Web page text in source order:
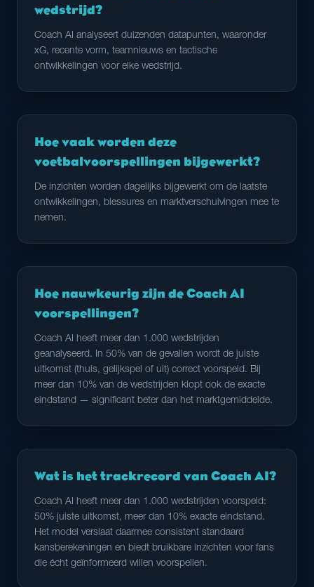
wedstrijd?
Coach AI analyseert duizenden datapunten, waaronder
xG, recente vorm, teamnieuws en tactische
ontwikkelingen voor elke wedstrijd.
Hoe vaak worden deze
voetbalvoorspellingen bijgewerkt?
De inzichten worden dagelijks bijgewerkt om de laatste
ontwikkelingen, blessures en marktverschuivingen mee te
nemen.
Hoe nauwkeurig zijn de Coach AI
voorspellingen?
Coach AI heeft meer dan 1.000 wedstrijden
geanalyseerd. In 50% van de gevallen wordt de juiste
uitkomst (thuis, gelijkspel of uit) correct voorspeld. Bij
meer dan 10% van de wedstrijden klopt ook de exacte
eindstand — significant beter dan het marktgemiddelde.
Wat is het trackrecord van Coach AI?
Coach AI heeft meer dan 1.000 wedstrijden voorspeld:
50% juiste uitkomst, meer dan 10% exacte eindstand.
Het model verslaat daarmee consistent standaard
kansberekeningen en biedt bruikbare inzichten voor fans
die écht geïnformeerd willen voorspellen.